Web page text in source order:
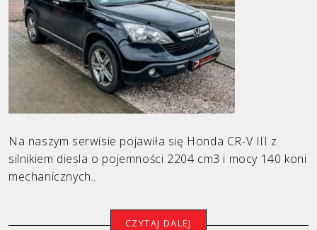
Land Rover
Mazda
Mercedes
Mini
Opel
Peugeot
Na naszym serwisie pojawiła się Honda CR-V III z
silnikiem diesla o pojemności 2204 cm3 i mocy 140 koni
mechanicznych..
CZYTAJ DALEJ